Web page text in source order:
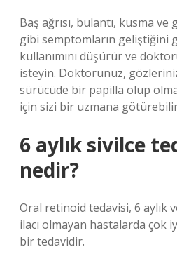
Baş ağrısı, bulantı, kusma
gibi semptomların geliştiğini
kullanımını düşürür ve
isteyin. Doktorunuz,
sürücüde bir papilla olup
için sizi bir uzmana
6 aylık sivilce
nedir?
Oral retinoid tedavisi, 6 aylık
ilacı olmayan hastalarda çok
bir tedavidir.